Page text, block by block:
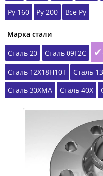
Ру 160 Ру 200 Все Ру
Марка стали
Сталь 20
Сталь 09Г2С
Сталь 12Х18Н10Т Сталь
Сталь 30ХМА
Сталь 40Х